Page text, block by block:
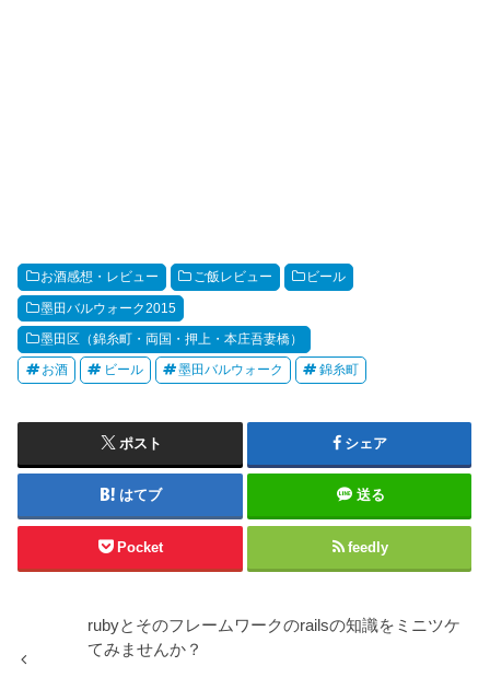
お酒感想・レビュー ご飯レビュー ビール
墨田バルウォーク2015
墨田区（錦糸町・両国・押上・本庄吾妻橋）
お酒 ビール 墨田バルウォーク 錦糸町
ポスト シェア
はてブ 送る
Pocket feedly
rubyとそのフレームワークのrailsの知識をミニツケ
てみませんか？